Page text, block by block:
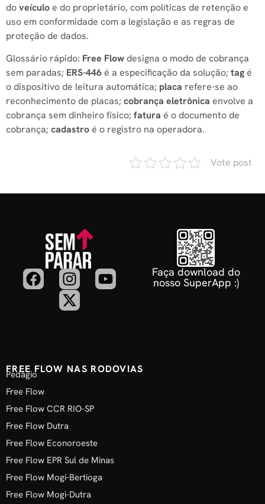
doveículoe do proprietário, com políticas de retenção e
uso em conformidade com a legislação e as regras de
proteção de dados.
Glossário rápido: Free Flowdesigna o modo de cobrança
sem paradas; ERS-446é a especificação da solução; tagé
o dispositivo de leitura automática; placa refere-se ao
reconhecimento de placas; cobrança eletrônica envolve a
cobrança sem dinheiro físico; fatura é o documento de
cobrança; cadastroé o registro na operadora.
Vote post
Faça download do
nosso SuperApp :)
FREE FLOW NAS RODOVIAS
Pedágio
Free Flow
Free Flow CCR RIO-SP
Free Flow Dutra
Free Flow Econoroeste
Free Flow EPR Sul de Minas
Free Flow Mogi-Bertioga
Free Flow Mogi-Dutra